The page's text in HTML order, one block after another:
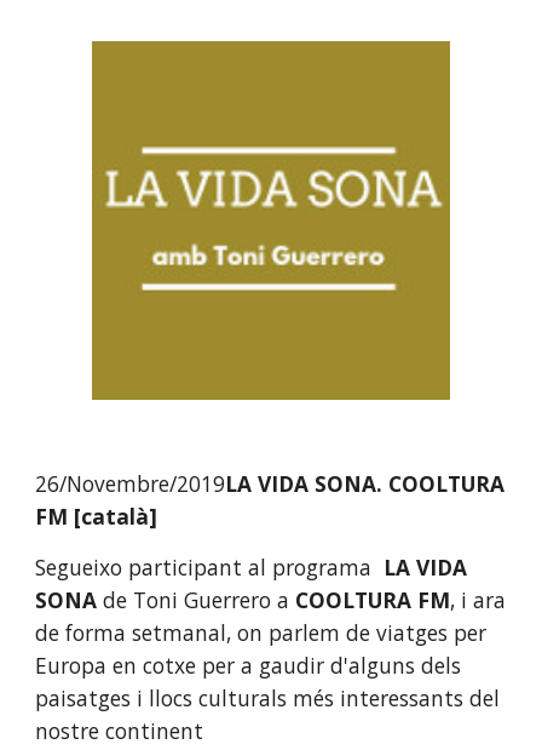
26/Novembre/2019LA VIDA SONA. COOLTURA
FM [català]
Segueixo participant al programa LA VIDA
SONA de Toni Guerrero a COOLTURA FM, i ara
de forma setmanal, on parlem de viatges per
Europa en cotxe per a gaudir d'alguns dels
paisatges i llocs culturals més interessants del
nostre continent